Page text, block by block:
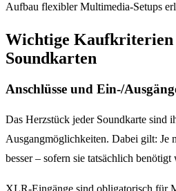
Aufbau flexibler Multimedia-Setups
Wichtige Kaufkriterien
Soundkarten
Anschlüsse und Ein-/
Das Herzstück jeder Soundkarte sind
Ausgangmöglichkeiten. Dabei gilt: Je
besser – sofern sie tatsächlich benötigt
XLR-Eingänge sind obligatorisch für